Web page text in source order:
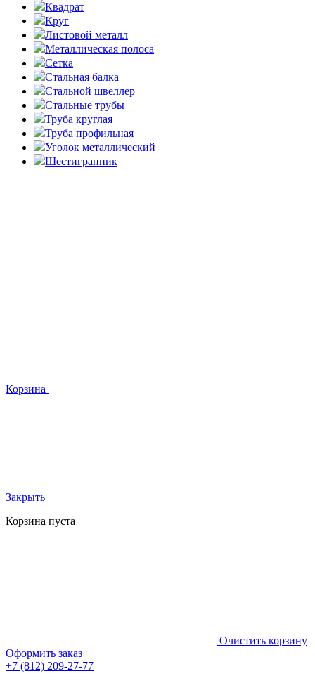
Квадрат
Круг
Листовой металл
Металлическая полоса
Сетка
Стальная балка
Стальной швеллер
Стальные трубы
Труба круглая
Труба профильная
Уголок металлический
Шестигранник
Корзина
Закрыть
Корзина пуста
Очистить корзину
Оформить заказ
+7 (812) 209-27-77